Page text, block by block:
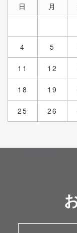
日
月
4 5
11 12
18 19
25 26